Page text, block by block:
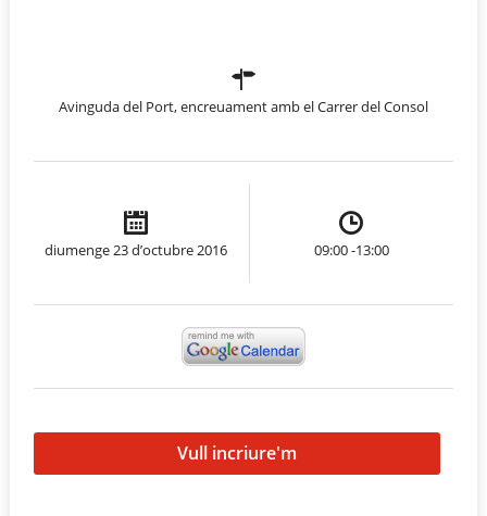
Avinguda del Port, encreuament amb el Carrer del Consol
diumenge 23 d’octubre 2016 09:00 -13:00
Vull incriure'm